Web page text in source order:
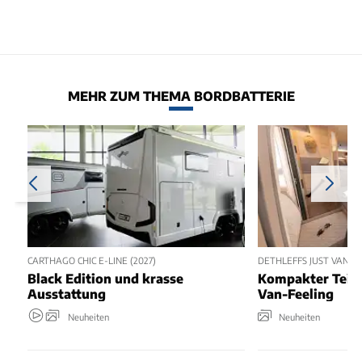
MEHR ZUM THEMA BORDBATTERIE
CARTHAGO CHIC E-LINE (2027)
Black Edition und krasse
Ausstattung
Neuheiten
DETHLEFFS JUST VAN
Kompakter
Van-Feeling
Neuheiten